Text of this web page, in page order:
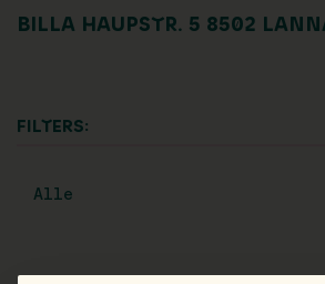
BILLA HAUPSTR. 5 8502
FILTERS:
Alle